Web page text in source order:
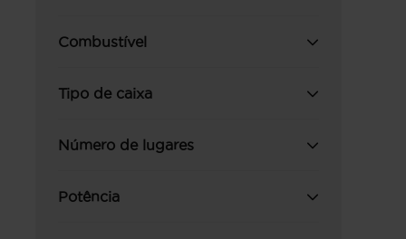
Combustível
Tipo de caixa
Número de lugares
Potência